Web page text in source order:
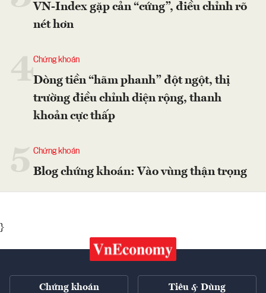
VN-Index gặp cản “cứng”, điều chỉnh rõ
nét hơn
4Chứng khoán
Dòng tiền “hãm phanh” đột ngột, thị
trường điều chỉnh diện rộng, thanh
khoản cực thấp
Chứng khoán
Blog chứng khoán: Vào vùng thận trọng
}
Chứng khoán Tiêu & Dùng